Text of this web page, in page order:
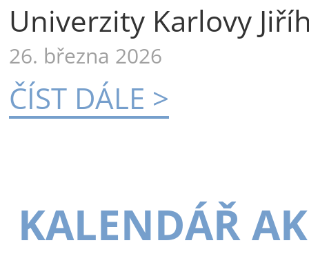
Univerzity Karlovy
26. března 2026
ČÍST DÁLE >
KALENDÁŘ